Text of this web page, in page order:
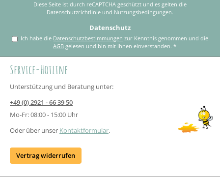
Diese Seite ist durch reCAPTCHA geschützt und es gelten die
Datenschutzrichtlinie und Nutzungsbedingungen.
Datenschutz
Ich habe die Datenschutzbestimmungen
AGB gelesen und bin mit ihnen einverstanden.*
Service-Hotline
Unterstützung und Beratung unter:
+49 (0) 2921 - 66 39 50
Mo-Fr: 08:00 - 15:00 Uhr
Oder über unser Kontaktformular.
Vertrag widerrufen